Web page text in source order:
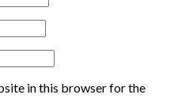
in this browser for the